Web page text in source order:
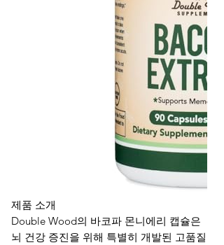
제품 소개
Double Wood의 바코파 몬니에리 캡슐은
뇌 건강 증진을 위해 특별히 개발된 고품질